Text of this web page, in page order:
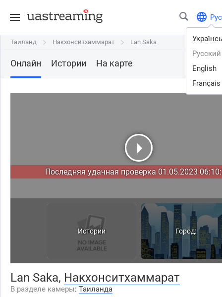
Рус
Русский
English
Français
Таиланд Накхонситхаммарат Lan Saka
Таиланд Накхонситхаммарат Lan Saka
Онлайн Истории На карте
Последняя удачная проверка 01.05.2023
Истории Город:
Накхонситхаммарат
Lan Saka, Накхонситхаммарат
В разделе камеры: Таиланда